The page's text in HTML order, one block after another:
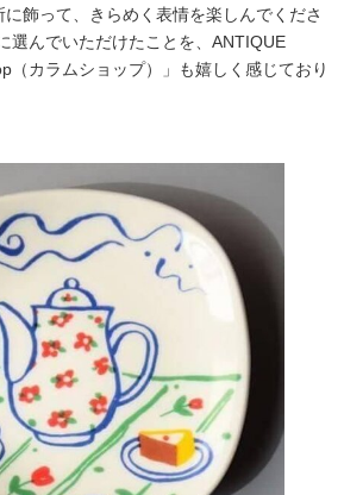
飾って、きらめく表情を楽しんでくださ
選んでいただけたことを、ANTIQUE
（カラムショップ）」も嬉しく感じており